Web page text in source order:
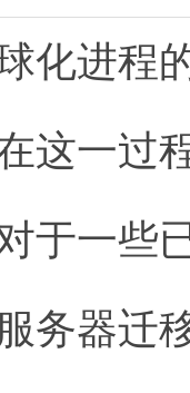
化进程
这一过
于一些
务器迁